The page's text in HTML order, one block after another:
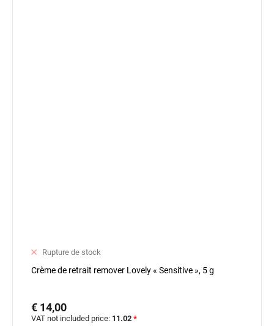
Rupture de stock
Crème de retrait remover Lovely « Sensitive », 5 g
€ 14,00
VAT not included price: 11.02 *